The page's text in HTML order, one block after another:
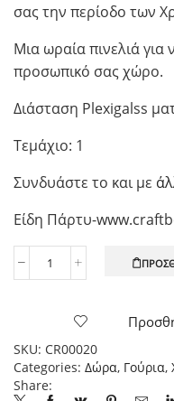
σας την περίοδο των
Μια ωραία πινελιά για
προσωπικό σας χώρο.
Διάσταση Plexigalss
Τεμάχιο: 1
Συνδυάστε το και με
Είδη Πάρτυ-
Χριστουγεννιάτικο
τεμ.1
ποσότητα
SKU: CR00020
Categories: Δώρα, Γούρια,
Share: